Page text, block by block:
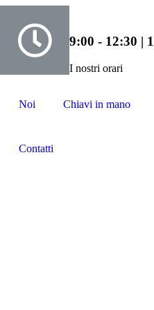
9:00 - 12:30 |
I nostri orari
Noi Chiavi in mano
Contatti